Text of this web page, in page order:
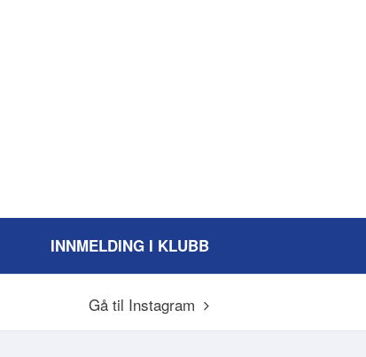
INNMELDING I KLUBB
Gå til Instagram